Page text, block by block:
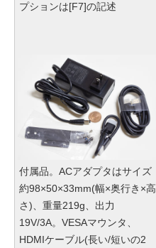
プションは[F7]の記述
付属品。ACアダプタはサイズ
約98×50×33mm(幅×奥行き×高
さ)、重量219g、出力
19V/3A。VESAマウンタ、
HDMIケーブル(長い/短いの2